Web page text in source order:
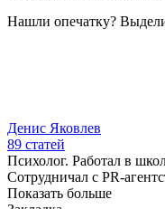
Нашли опечатку?
Денис Яковлев
89 статей
Психолог. Работал в
Сотрудничал с PR-
Показать больше